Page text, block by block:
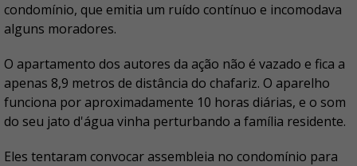
condomínio, que emitia um ruído contínuo e incomodava
alguns moradores.
O apartamento dos autores da ação não é vazado e fica a
apenas 8,9 metros de distância do chafariz. O aparelho
funciona por aproximadamente 10 horas diárias, e o som
do seu jato d'água vinha perturbando a família residente.
Eles tentaram convocar assembleia no condomínio para